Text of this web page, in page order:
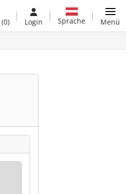
(0) Login Sprache Menü